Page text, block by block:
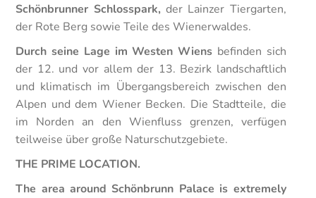
Schönbrunner Schlosspark, der Lainzer Tiergarten,
der Rote Berg sowie Teile des Wienerwaldes.
Durch seine Lage im Westen Wiens befinden sich
der 12. und vor allem der 13. Bezirk landschaftlich
und klimatisch im Übergangsbereich zwischen den
Alpen und dem Wiener Becken. Die Stadtteile, die
im Norden an den Wienfluss grenzen, verfügen
teilweise über große Naturschutzgebiete.
THE PRIME LOCATION.
The area around Schönbrunn Palace is extremely